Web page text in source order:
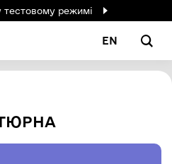
тестовому режимі
EN